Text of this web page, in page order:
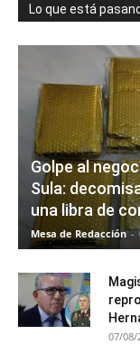
Lo que está
Golpe al
Sula:
una libra de
Mesa de Redacción -
07/08/